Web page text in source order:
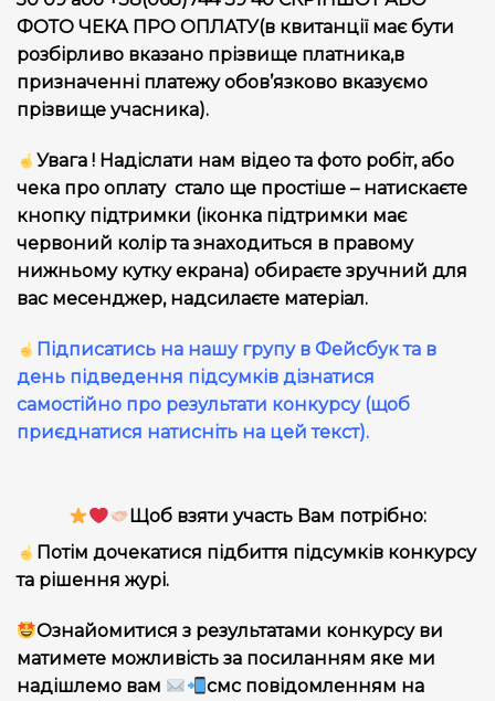
ФОТО ЧЕКА ПРО ОПЛАТУ(в квитанції має бути
розбірливо вказано прізвище платника,в
призначенні платежу обов’язково вказуємо
прізвище учасника).
Увага ! Надіслати нам відео та фото робіт, або
чека про оплату стало ще простіше – натискаєте
кнопку підтримки (іконка підтримки має
червоний колір та знаходиться в правому
нижньому кутку екрана) обираєте зручний для
вас месенджер, надсилаєте матеріал.
Підписатись на нашу групу в Фейсбук та в
день підведення підсумків дізнатися
самостійно про результати конкурсу (щоб
приєднатися натисніть на цей текст).
Щоб взяти участь Вам потрібно:
Потім дочекатися підбиття підсумків конкурсу
та рішення журі.
Ознайомитися з результатами конкурсу ви
матимете можливість за посиланням яке ми
надішлемо вам
смс повідомленням на